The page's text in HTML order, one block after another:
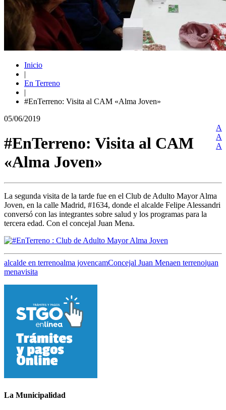
Inicio
|
En Terreno
|
#EnTerreno: Visita al CAM «Alma Joven»
05/06/2019
A
A
A
#EnTerreno: Visita al CAM
«Alma Joven»
La segunda visita de la tarde fue en el Club de Adulto Mayor Alma
Joven, en la calle Madrid, #1634, donde el alcalde Felipe Alessandri
conversó con las integrantes sobre salud y los programas para la
tercera edad. Con el concejal Juan Mena.
alcalde en terrenoalma jovencamConcejal Juan Menaen terrenojuan
menavisita
La Municipalidad